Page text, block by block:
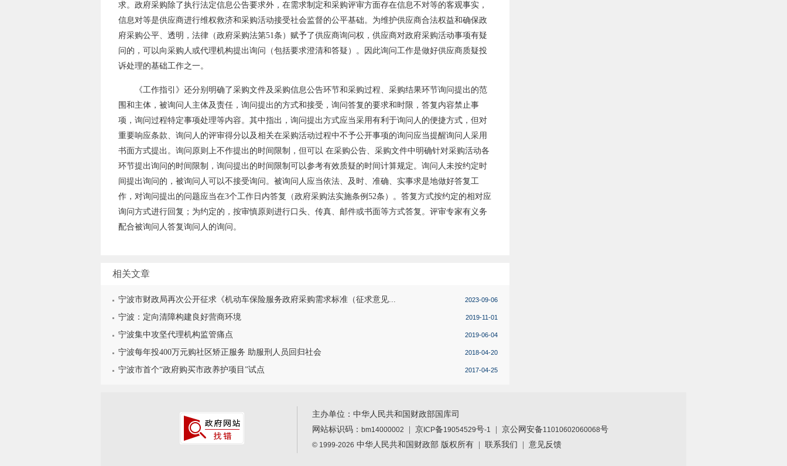
求。政府采购除了执行法定信息公告要求外，在需求制定和采购评审方面存在信息不对等的客观事实，
信息对等是供应商进行维权救济和采购活动接受社会监督的公平基础。为维护供应商合法权益和确保政
府采购公平、透明，法律（政府采购法第51条）赋予了供应商询问权，供应商对政府采购活动事项有疑
问的，可以向采购人或代理机构提出询问（包括要求澄清和答疑）。因此询问工作是做好供应商质疑投
诉处理的基础工作之一。
《工作指引》还分别明确了采购文件及采购信息公告环节和采购过程、采购结果环节询问提出的范
围和主体，被询问人主体及责任，询问提出的方式和接受，询问答复的要求和时限，答复内容禁止事
项，询问过程特定事项处理等内容。其中指出，询问提出方式应当采用有利于询问人的便捷方式，但对
重要响应条款、询问人的评审得分以及相关在采购活动过程中不予公开事项的询问应当提醒询问人采用
书面方式提出。询问原则上不作提出的时间限制，但可以 在采购公告、采购文件中明确针对采购活动各
环节提出询问的时间限制，询问提出的时间限制可以参考有效质疑的时间计算规定。询问人未按约定时
间提出询问的，被询问人可以不接受询问。被询问人应当依法、及时、准确、实事求是地做好答复工
作，对询问提出的问题应当在3个工作日内答复（政府采购法实施条例52条）。答复方式按约定的相对应
询问方式进行回复；为约定的，按审慎原则进行口头、传真、邮件或书面等方式答复。评审专家有义务
配合被询问人答复询问人的询问。
相关文章
宁波市财政局再次公开征求《机动车保险服务政府采购需求标准（征求意见... 2023-09-06
宁波：定向清障构建良好营商环境 2019-11-01
宁波集中攻坚代理机构监管痛点 2019-06-04
宁波每年投400万元购社区矫正服务 助服刑人员回归社会 2018-04-20
宁波市首个“政府购买市政养护项目”试点 2017-04-25
主办单位：中华人民共和国财政部国库司
网站标识码： bm14000002 京 ICP备19054529号-1 | 京公网安备11010602060068号
© 1999-2026 中华人民共和国财政部 版权所有 | 联系我们 意见反馈